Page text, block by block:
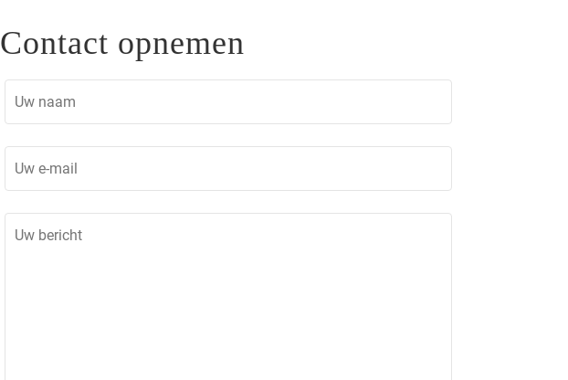
Contact opnemen